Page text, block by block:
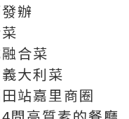
辦
合菜
大利菜
站嘉里商圈